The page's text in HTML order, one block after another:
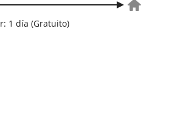
1 día (Gratuito)